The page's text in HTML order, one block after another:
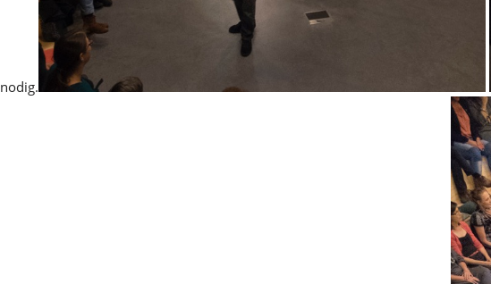
nodig.